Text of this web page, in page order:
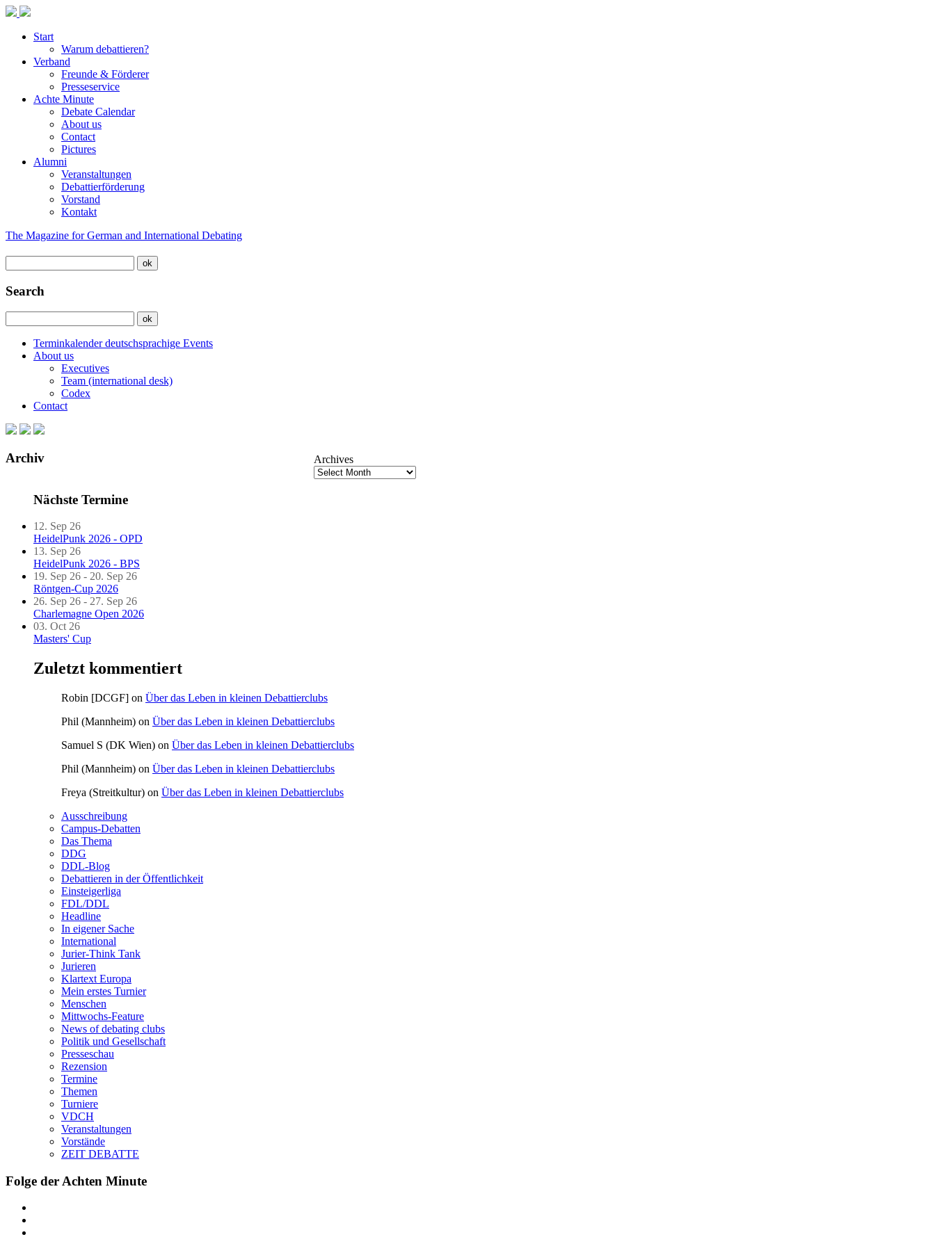
Start
Warum debattieren?
Verband
Freunde & Förderer
Presseservice
Achte Minute
Debate Calendar
About us
Contact
Pictures
Alumni
Veranstaltungen
Debattierförderung
Vorstand
Kontakt
The Magazine for German and International Debating
Search
Terminkalender deutschsprachige Events
About us
Executives
Team (international desk)
Codex
Contact
Archiv Archives
Nächste Termine
12. Sep 26
HeidelPunk 2026 - OPD
13. Sep 26
HeidelPunk 2026 - BPS
19. Sep 26 - 20. Sep 26
Röntgen-Cup 2026
26. Sep 26 - 27. Sep 26
Charlemagne Open 2026
03. Oct 26
Masters' Cup
Zuletzt kommentiert
Robin [DCGF] on Über das Leben in kleinen Debattierclubs
Phil (Mannheim) on Über das Leben in kleinen Debattierclubs
Samuel S (DK Wien) on Über das Leben in kleinen Debattierclubs
Phil (Mannheim) on Über das Leben in kleinen Debattierclubs
Freya (Streitkultur) on Über das Leben in kleinen Debattierclubs
Ausschreibung
Campus-Debatten
Das Thema
DDG
DDL-Blog
Debattieren in der Öffentlichkeit
Einsteigerliga
FDL/DDL
Headline
In eigener Sache
International
Jurier-Think Tank
Jurieren
Klartext Europa
Mein erstes Turnier
Menschen
Mittwochs-Feature
News of debating clubs
Politik und Gesellschaft
Presseschau
Rezension
Termine
Themen
Turniere
VDCH
Veranstaltungen
Vorstände
ZEIT DEBATTE
Folge der Achten Minute